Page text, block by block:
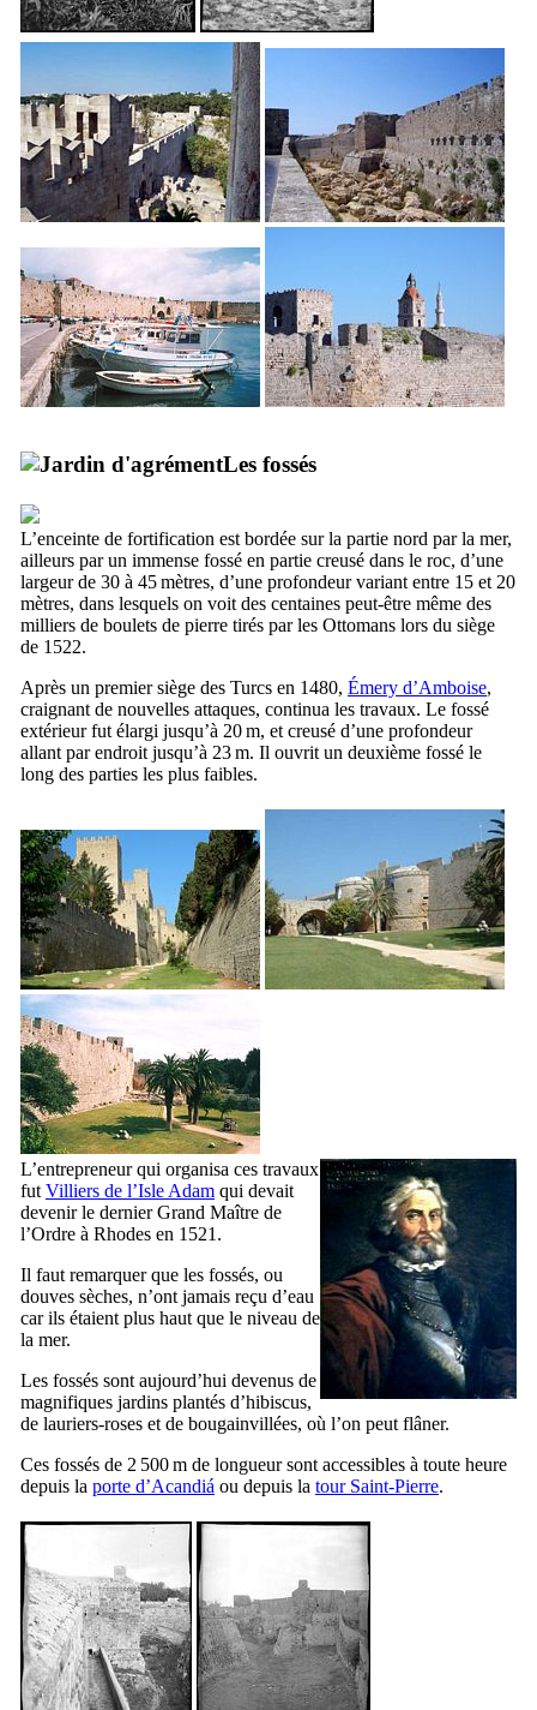
Les fossés
L’enceinte de fortification est bordée sur la partie nord par la mer,
ailleurs par un immense fossé en partie creusé dans le roc, d’une
largeur de 30 à 45 mètres, d’une profondeur variant entre 15 et 20
mètres, dans lesquels on voit des centaines peut-être même des
milliers de boulets de pierre tirés par les Ottomans lors du siège
de 1522.
Après un premier siège des Turcs en 1480, Émery d’Amboise,
craignant de nouvelles attaques, continua les travaux. Le fossé
extérieur fut élargi jusqu’à 20 m, et creusé d’une profondeur
allant par endroit jusqu’à 23 m. Il ouvrit un deuxième fossé le
long des parties les plus faibles.
L’entrepreneur qui organisa ces travaux
fut Villiers de l’Isle Adam qui devait
devenir le dernier Grand Maître de
l’Ordre à Rhodes en 1521.
Il faut remarquer que les fossés, ou
douves sèches, n’ont jamais reçu d’eau
car ils étaient plus haut que le niveau de
la mer.
Les fossés sont aujourd’hui devenus de
magnifiques jardins plantés d’hibiscus,
de lauriers-roses et de bougainvillées, où l’on peut flâner.
Ces fossés de 2 500 m de longueur sont accessibles à toute heure
depuis la porte d’Acandiá ou depuis la tour Saint-Pierre.